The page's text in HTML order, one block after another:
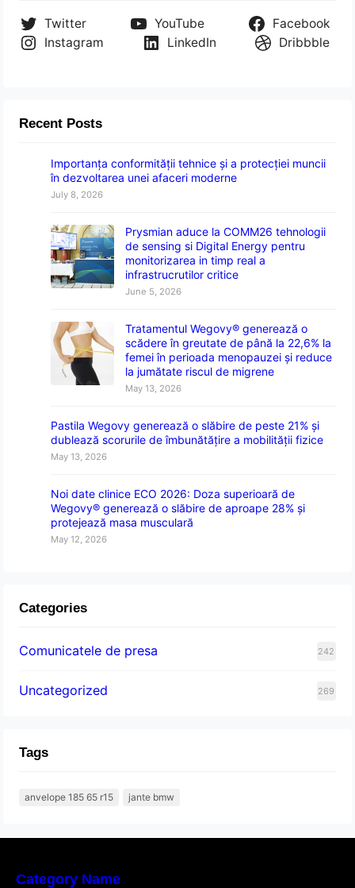
Twitter YouTube
Facebook
Instagram
LinkedIn Dribbble
Recent Posts
Importanța conformității tehnice și a protecției muncii
în dezvoltarea unei afaceri moderne
July 8, 2026
Prysmian aduce la COMM26 tehnologii
de sensing si Digital Energy pentru
monitorizarea in timp real a
infrastrucrutilor critice
June 5, 2026
Tratamentul Wegovy® generează o
scădere în greutate de până la 22,6% la
femei în perioada menopauzei și reduce
la jumătate riscul de migrene
May 13, 2026
Pastila Wegovy generează o slăbire de peste 21% și
dublează scorurile de îmbunătățire a mobilității fizice
May 13, 2026
Noi date clinice ECO 2026: Doza superioară de
Wegovy® generează o slăbire de aproape 28% și
protejează masa musculară
May 12, 2026
Categories
Comunicatele de presa 242
Uncategorized 269
Tags
anvelope 185 65 r15 jante bmw
Category Name